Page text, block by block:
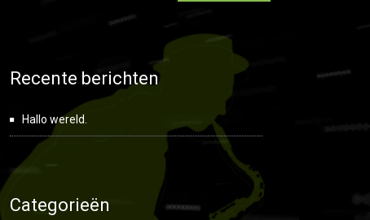
Recente berichten
Hallo wereld.
Categorieën